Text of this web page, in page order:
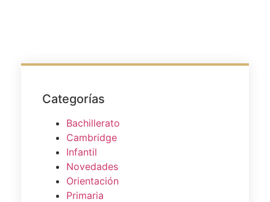
Categorías
Bachillerato
Cambridge
Infantil
Novedades
Orientación
Primaria